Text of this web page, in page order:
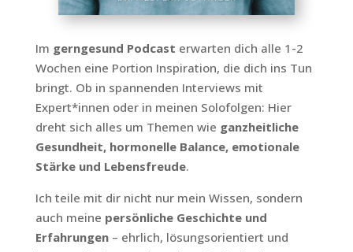
Im gerngesund Podcast erwarten dich alle 1-2
Wochen eine Portion Inspiration, die dich ins Tun
bringt. Ob in spannenden Interviews mit
Expert*innen oder in meinen Solofolgen: Hier
dreht sich alles um Themen wie ganzheitliche
Gesundheit, hormonelle Balance, emotionale
Stärke und Lebensfreude.
Ich teile mit dir nicht nur mein Wissen, sondern
auch meine persönliche Geschichte und
Erfahrungen– ehrlich, lösungsorientiert und